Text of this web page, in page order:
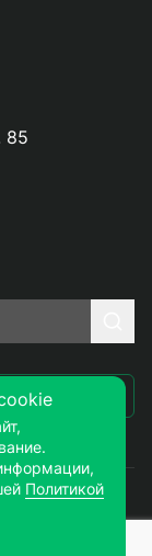
85
письмо
Политикой